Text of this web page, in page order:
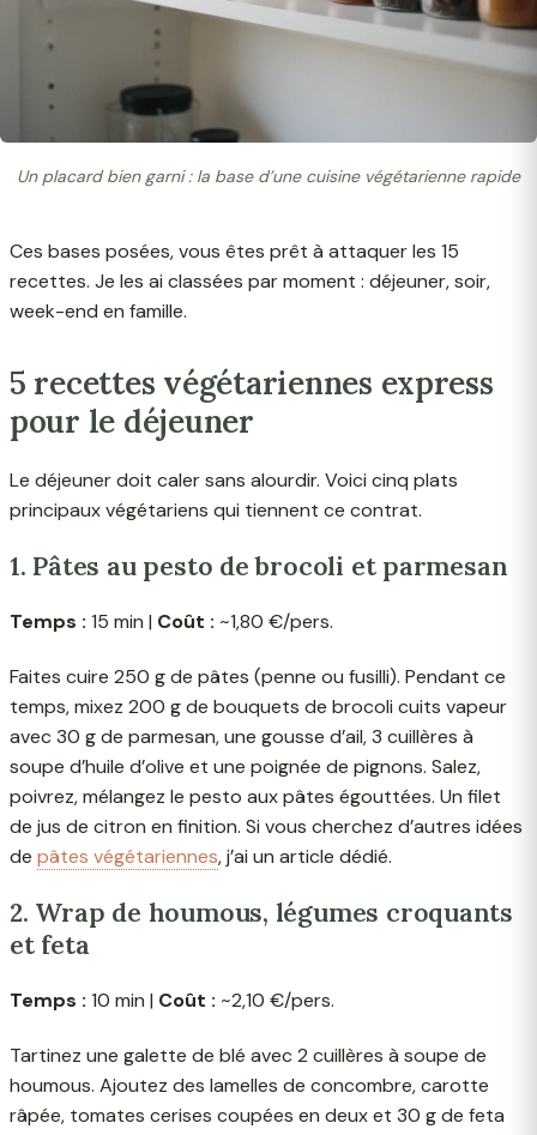
Un placard bien garni : la base d’une cuisine végétarienne rapide
Ces bases posées, vous êtes prêt à attaquer les 15
recettes. Je les ai classées par moment : déjeuner, soir,
week-end en famille.
5 recettes végétariennes express
pour le déjeuner
Le déjeuner doit caler sans alourdir. Voici cinq plats
principaux végétariens qui tiennent ce contrat.
1. Pâtes au pesto de brocoli et parmesan
Temps : 15 min | Coût : ~1,80 €/pers.
Faites cuire 250 g de pâtes (penne ou fusilli). Pendant ce
temps, mixez 200 g de bouquets de brocoli cuits vapeur
avec 30 g de parmesan, une gousse d’ail, 3 cuillères à
soupe d’huile d’olive et une poignée de pignons. Salez,
poivrez, mélangez le pesto aux pâtes égouttées. Un filet
de jus de citron en finition. Si vous cherchez d’autres idées
de pâtes végétariennes, j’ai un article dédié.
2. Wrap de houmous, légumes croquants
et feta
Temps : 10 min | Coût : ~2,10 €/pers.
Tartinez une galette de blé avec 2 cuillères à soupe de
houmous. Ajoutez des lamelles de concombre, carotte
râpée, tomates cerises coupées en deux et 30 g de feta